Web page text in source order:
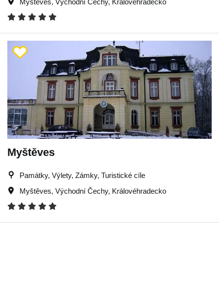
Myštěves
Památky, Výlety, Zámky, Turistické cíle
Myštěves, Východní Čechy, Královéhradecko